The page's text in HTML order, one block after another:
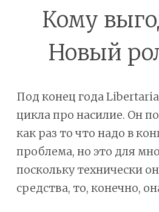
Кому
Новый
Под конец года
цикла про насилие. Он
как раз то что надо в
проблема, но это для
поскольку технически
средства, то, конечно,